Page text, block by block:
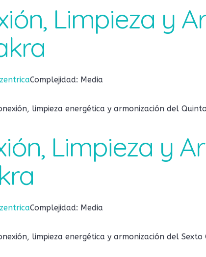
Limpieza y
Complejidad: Media
limpieza energética y armonización del
Limpieza y
Complejidad: Media
limpieza energética y armonización del